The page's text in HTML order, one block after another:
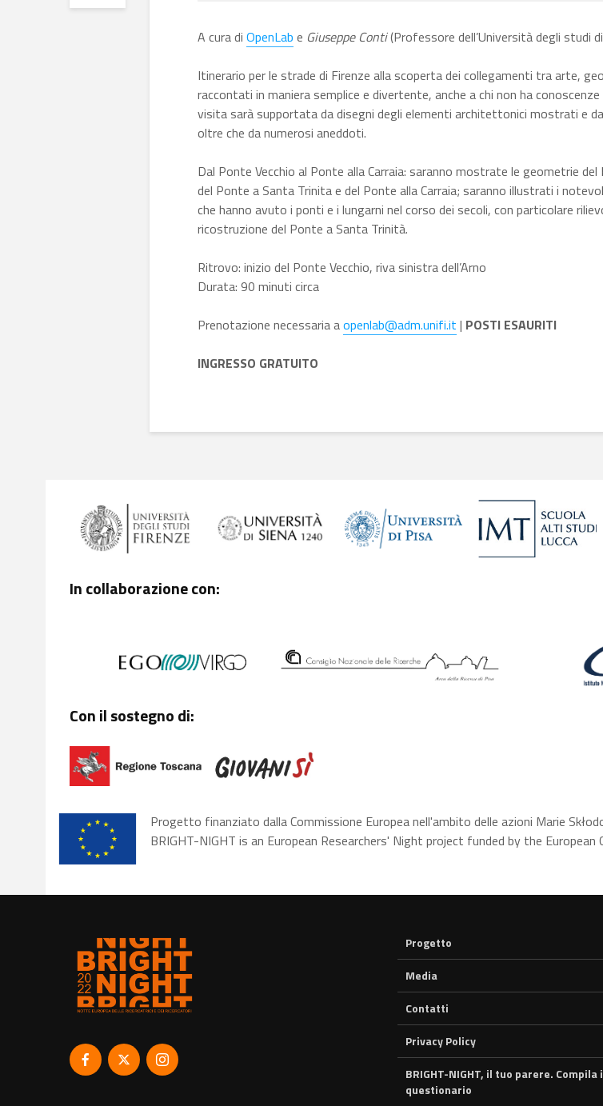
A cura di OpenLab e Giuseppe Conti(Professore dell’Università degli studi
Itinerario per le strade di Firenze alla scoperta dei collegamenti tra arte,
raccontati in maniera semplice e divertente, anche a chi non ha
visita sarà supportata da disegni degli elementi architettonici mostrati e
oltre che da numerosi aneddoti.
Dal Ponte Vecchio al Ponte alla Carraia: saranno mostrate le geometrie del
del Ponte a Santa Trinita e del Ponte alla Carraia; saranno illustrati i
che hanno avuto i ponti e i lungarni nel corso dei secoli, con particolare
ricostruzione del Ponte a Santa Trinità.
Ritrovo: inizio del Ponte Vecchio, riva sinistra dell’Arno
Durata: 90 minuti circa
Prenotazione necessaria aopenlab@adm.unifi.it | POSTI ESAURITI
INGRESSO GRATUITO
In collaborazione con:
Con il sostegno di:
Progetto finanziato dalla Commissione Europea nell'ambito delle azioni Marie
BRIGHT-NIGHT is an European Researchers' Night project funded by the
Progetto
Media
Contatti
Privacy Policy
BRIGHT-NIGHT, il tuo parere. Compila
questionario